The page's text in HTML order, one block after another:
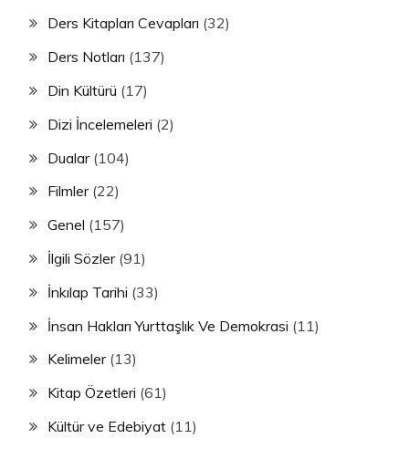
Ders Kitapları Cevapları (32)
Ders Notları (137)
Din Kültürü (17)
Dizi İncelemeleri (2)
Dualar(104)
Filmler(22)
Genel (157)
İlgili Sözler(91)
İnkılap Tarihi (33)
İnsan Hakları Yurttaşlık Ve Demokrasi (11)
Kelimeler(13)
Kitap Özetleri (61)
Kültür ve Edebiyat (11)